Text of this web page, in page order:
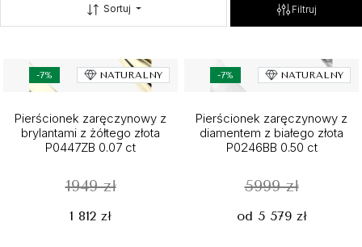
Sortuj Filtruj
-7% NATURALNY
Pierścionek zaręczynowy z
brylantami z żółtego złota
P0447ZB 0.07 ct
1949 zł
1 812 zł
-7% NATURALNY
Pierścionek zaręczynowy z
diamentem z białego złota
P0246BB 0.50 ct
5999 zł
od 5 579 zł